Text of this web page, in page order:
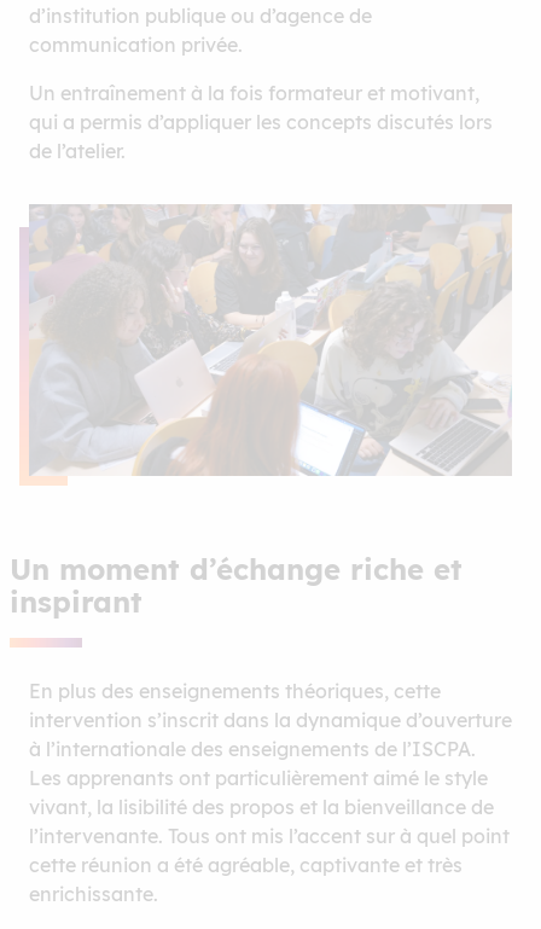
d’institution publique ou d’agence de
communication privée.
Un entraînement à la fois formateur et motivant,
qui a permis d’appliquer les concepts discutés lors
de l’atelier.
Un moment d’échange riche et
inspirant
En plus des enseignements théoriques, cette
intervention s’inscrit dans la dynamique d’ouverture
à l’internationale des enseignements de l’ISCPA.
Les apprenants ont particulièrement aimé le style
vivant, la lisibilité des propos et la bienveillance de
l’intervenante. Tous ont mis l’accent sur à quel point
cette réunion a été agréable, captivante et très
enrichissante.